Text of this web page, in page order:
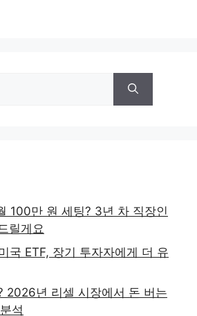
100만 원 세팅? 3년 차 직장인
릴게요
국 ETF, 장기 투자자에게 더 유
2026년 리셀 시장에서 돈 버는
석